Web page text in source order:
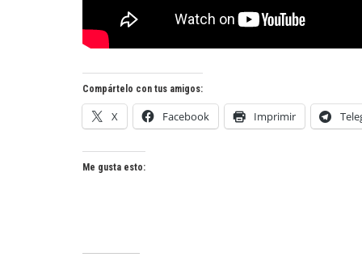
Compártelo con tus amigos:
X Facebook Imprimir
Me gusta esto: